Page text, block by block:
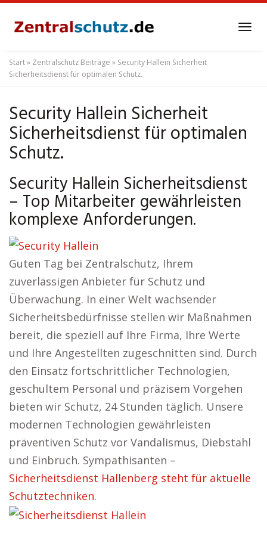
content
Start» Zentralschutz Beiträge » Security Hallein Sicherheit
Sicherheitsdienst für optimalen Schutz.
Security Hallein Sicherheit
Sicherheitsdienst für optimalen
Schutz.
Security Hallein Sicherheitsdienst
– Top Mitarbeiter gewährleisten
komplexe Anforderungen.
Guten Tag bei Zentralschutz, Ihrem
zuverlässigen Anbieter für Schutz und
Überwachung. In einer Welt wachsender
Sicherheitsbedürfnisse stellen wir Maßnahmen
bereit, die speziell auf Ihre Firma, Ihre Werte
und Ihre Angestellten zugeschnitten sind. Durch
den Einsatz fortschrittlicher Technologien,
geschultem Personal und präzisem Vorgehen
bieten wir Schutz, 24 Stunden täglich. Unsere
modernen Technologien gewährleisten
präventiven Schutz vor Vandalismus, Diebstahl
und Einbruch. Sympathisanten –
Sicherheitsdienst Hallenberg steht für aktuelle
Schutztechniken.